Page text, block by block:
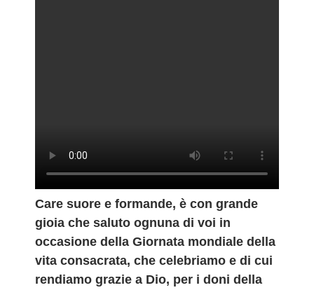
Care suore e formande, è con grande
gioia che saluto ognuna di voi in
occasione della Giornata mondiale della
vita consacrata, che celebriamo e di cui
rendiamo grazie a Dio, per i doni della